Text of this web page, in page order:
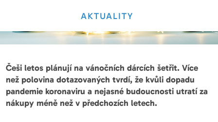
AKTUALITY
Češi letos plánují na vánočních dárcích šetřit. Více
než polovina dotazovaných tvrdí, že kvůli dopadu
pandemie koronaviru a nejasné budoucnosti utratí za
nákupy méně než v předchozích letech.